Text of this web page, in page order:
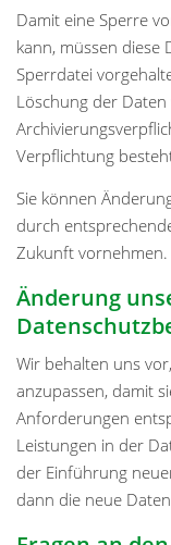
Damit eine Sperre
kann, müssen diese
Sperrdatei
Löschung der Daten
Verpflichtung
Sie können
durch
Zukunft vornehmen.
Änderung
Wir behalten uns
anzupassen, damit
Anforderungen
Leistungen in der
der Einführung
dann die neue